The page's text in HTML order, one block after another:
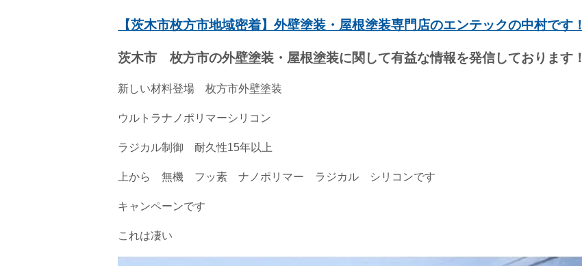
【茨木市枚方市地域密着】外壁塗装・屋根塗装専門店のエンテックの中村です！
茨木市 枚方市の外壁塗装・屋根塗装に関して有益な情報を発信しております！
新しい材料登場 枚方市外壁塗装
ウルトラナノポリマーシリコン
ラジカル制御 耐久性15年以上
上から 無機 フッ素 ナノポリマー ラジカル シリコンです
キャンペーンです
これは凄い